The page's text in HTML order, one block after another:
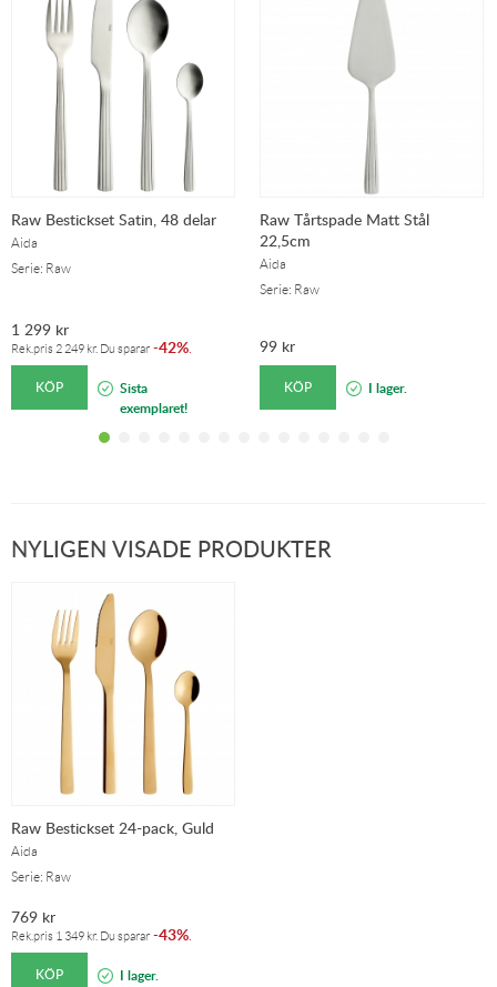
Raw Bestickset Satin, 48 delar
Aida
Serie: Raw
1 299 kr
Rek.pris 2 249 kr. Du sparar -42%
KÖP
Sista
exemplaret!
Raw Tårtspade Matt Stål
22,5cm
Aida
Serie: Raw
99 kr
KÖP I lager.
NYLIGEN VISADE PRODUKTER
Raw Bestickset 24-pack, Guld
Aida
Serie: Raw
769 kr
Rek.pris 1 349 kr. Du sparar -43%
KÖP I lager.